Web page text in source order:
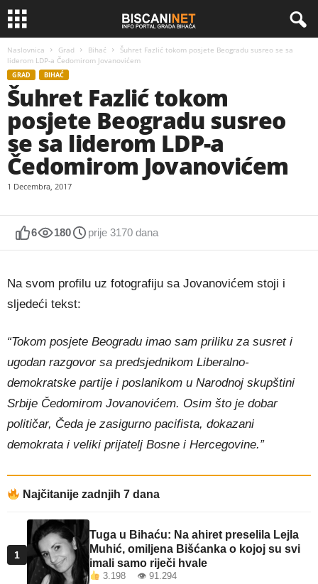
Naslovnica Grad Bihać
Šuhret Fazlić tokom posjete Beogradu susreo se sa
liderom LDP-a Čedomirom Jovanovićem
GRAD BIHAĆ
Šuhret Fazlić tokom
posjete Beogradu susreo
se sa liderom LDP-a
Čedomirom Jovanovićem
1 Decembra, 2017
6 180 prije 3170 dana
Na svom profilu uz fotografiju sa Jovanovićem stoji i
sljedeći tekst:
“Tokom posjete Beogradu imao sam priliku za susret i
ugodan razgovor sa predsjednikom Liberalno-
demokratske partije i poslanikom u Narodnoj skupštini
Srbije Čedomirom Jovanovićem. Osim što je dobar
političar, Čeda je zasigurno pacifista, dokazani
demokrata i veliki prijatelj Bosne i Hercegovine.”
Najčitanije zadnjih 7 dana
1
Tuga u Bihaću: Na ahiret preselila Lejla
Muhić, omiljena Bišćanka o kojoj su svi
imali samo riječi hvale
3.198 👁 91.294